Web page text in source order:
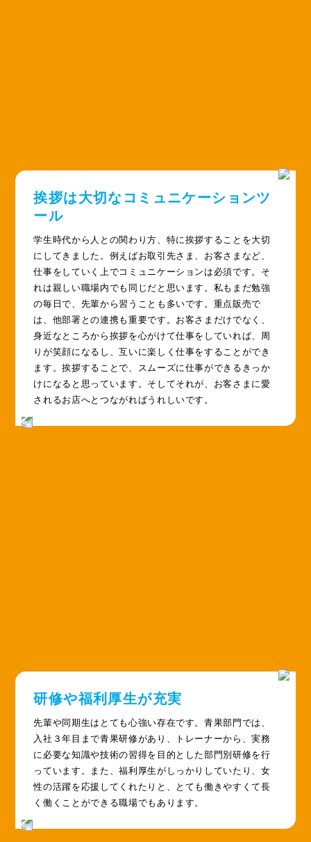
挨拶は大切な コミュニケーションツ
ール
学生時代から人との関わり方、特に挨拶することを大切
にしてきました。例えばお取引先さま、お客さまなど、
仕事をしていく上でコミュニケーションは必須です。そ
れは親しい職場内でも同じだと思います。私もまだ勉強
の毎日で、先輩から習うことも多いです。重点販売で
は、他部署との連携も重要です。お客さまだけでなく、
身近なところから挨拶を心がけて仕事をしていれば、周
りが笑顔になるし、互いに楽しく仕事をすることができ
ます。挨拶することで、スムーズに仕事ができるきっか
けになると思っています。そしてそれが、お客さまに愛
されるお店へとつながればうれしいです。
研修や福利厚生が充実
先輩や同期生はとても心強い存在です。青果部門では、
入社３年目まで青果研修があり、トレーナーから、実務
に必要な知識や技術の習得を目的とした部門別研修を行
っています。また、福利厚生がしっかりしていたり、女
性の活躍を応援してくれたりと、とても働きやすくて長
く働くことができる職場でもあります。